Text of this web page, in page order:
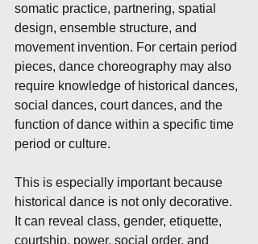
somatic practice, partnering, spatial
design, ensemble structure, and
movement invention. For certain period
pieces, dance choreography may also
require knowledge of historical dances,
social dances, court dances, and the
function of dance within a specific time
period or culture.
This is especially important because
historical dance is not only decorative.
It can reveal class, gender, etiquette,
courtship, power, social order, and